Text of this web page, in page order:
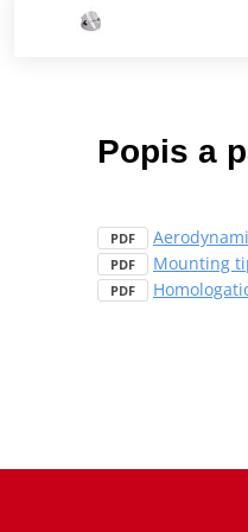
Popis a
PDF
PDF Mounting
PDF